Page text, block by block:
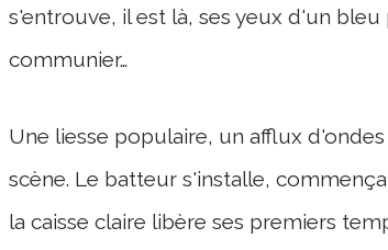
s'entrouve, il est là, ses yeux d'un
communier…
Une liesse populaire, un afflux
scène. Le batteur s'installe,
la caisse claire libère ses premiers